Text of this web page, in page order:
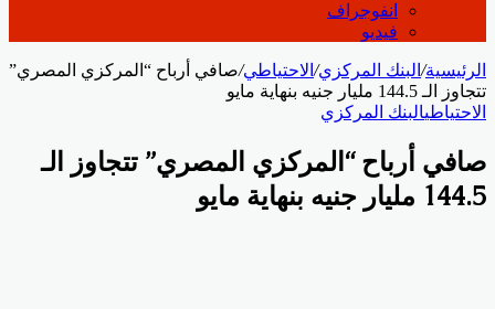
انفوجراف
فيديو
الرئيسية/ البنك المركزي/ الاحتياطي/صافي أرباح “المركزي المصري”
تتجاوز الـ 144.5 مليار جنيه بنهاية مايو
الاحتياطيالبنك المركزي
صافي أرباح “المركزي المصري” تتجاوز الـ
144.5 مليار جنيه بنهاية مايو